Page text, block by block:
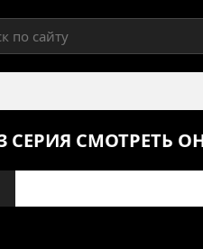
СЕРИЯ СМОТРЕТЬ